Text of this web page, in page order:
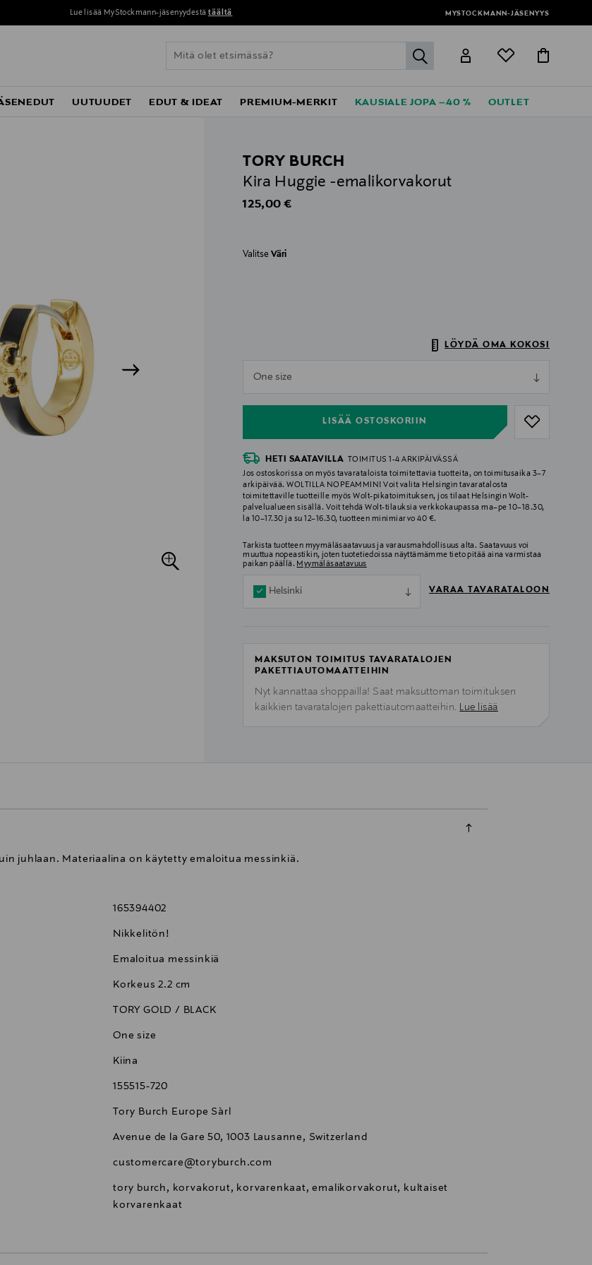
Lue lisää MyStockmann-jäsenyydestä täältä MYSTOCKMANN-JÄSENYYS
label.header.go
UUTUUDET EDUT & IDEAT PREMIUM-MERKIT KAUSIALE JOPA –40 % OUTLET
TORY BURCH
Kira Huggie -emalikorvakorut
Original Price
125,00 €
ValitseVäri
LÖYDÄ OMA KOKOSI
One size
LISÄÄ OSTOSKORIIN
null
HETI SAATAVILLA TOIMITUS 1-4 ARKIPÄIVÄSSÄ
Jos ostoskorissa on myös tavarataloista toimitettavia tuotteita, on toimitusaika 3–7
arkipäivää. WOLTILLA NOPEAMMIN! Voit valita Helsingin tavaratalosta
toimitettaville tuotteille myös Wolt-pikatoimituksen, jos tilaat Helsingin Wolt-
palvelualueen sisällä. Voit tehdä Wolt-tilauksia verkkokaupassa ma–pe 10–18.30,
la 10–17.30 ja su 12–16.30, tuotteen minimiarvo 40 €.
Tarkista tuotteen myymäläsaatavuus ja varausmahdollisuus alta. Saatavuus voi
muuttua nopeastikin, joten tuotetiedoissa näyttämämme tieto pitää aina varmistaa
paikan päällä. Myymäläsaatavuus
Helsinki VARAA TAVARATALOON
MAKSUTON TOIMITUS TAVARATALOJEN
PAKETTIAUTOMAATTEIHIN
Nyt kannattaa shoppailla! Saat maksuttoman toimituksen
kaikkien tavaratalojen pakettiautomaatteihin. Lue lisää
juhlaan. Materiaalina on käytetty emaloitua messinkiä.
165394402
Nikkelitön!
Emaloitua messinkiä
Korkeus 2.2 cm
TORY GOLD / BLACK
One size
Kiina
155515-720
Tory Burch Europe Sàrl
Avenue de la Gare 50, 1003 Lausanne, Switzerland
customercare@toryburch.com
tory burch, korvakorut, korvarenkaat, emalikorvakorut, kultaiset
korvarenkaat